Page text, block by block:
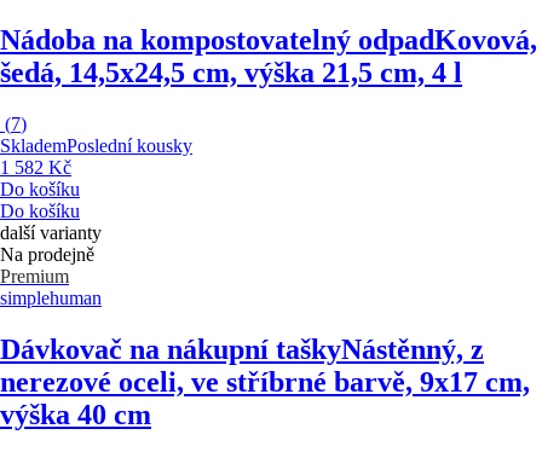
Nádoba na kompostovatelný odpadKovová,
šedá, 14,5x24,5 cm, výška 21,5 cm, 4 l
(7)
SklademPoslední kousky
1 582 Kč
Do košíku
Do košíku
další varianty
Na prodejně
Premium
simplehuman
Dávkovač na nákupní taškyNástěnný, z
nerezové oceli, ve stříbrné barvě, 9x17 cm,
výška 40 cm